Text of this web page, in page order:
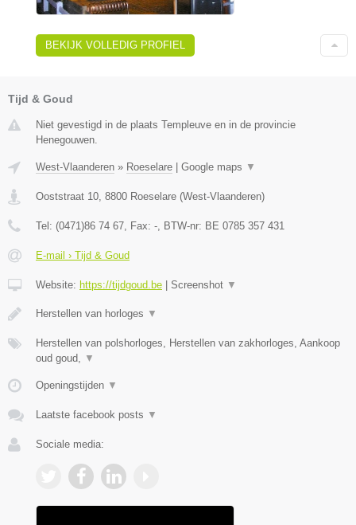
BEKIJK VOLLEDIG PROFIEL
Tijd & Goud
Niet gevestigd in de plaats Templeuve en in de provincie
Henegouwen.
West-Vlaanderen » Roeselare | Google maps ▼
Ooststraat 10 8800 Roeselare (West-Vlaanderen)
Tel: (0471)86 74 67 , Fax: - , BTW-nr: BE 0785 357 431
E-mail › Tijd & Goud
Website: https://tijdgoud.be | Screenshot ▼
Herstellen van horloges ▼
Herstellen van polshorloges, Herstellen van zakhorloges, Aankoop
oud goud,
▼
Openingstijden ▼
Laatste facebook posts ▼
Sociale media: